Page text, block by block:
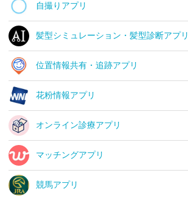
自撮りアプリ
髪型シミュレーション・髪型診断アプリ
位置情報共有・追跡アプリ
花粉情報アプリ
オンライン診療アプリ
マッチングアプリ
競馬アプリ